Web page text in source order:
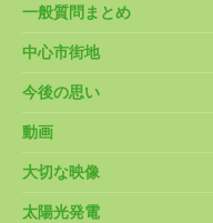
一般質問まとめ
中心市街地
今後の思い
動画
大切な映像
太陽光発電